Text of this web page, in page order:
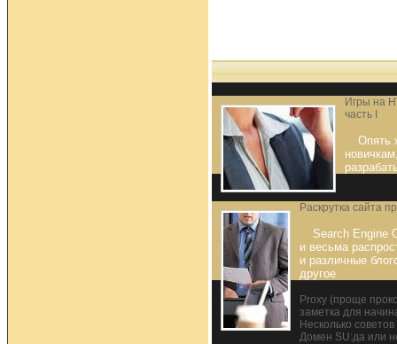
Игры на
часть I
Опять
Раскрутка сайта
Search Engine
и весьма
и различные
другое
Proxy (проще
заметка для
Несколько
Домен SU:да или